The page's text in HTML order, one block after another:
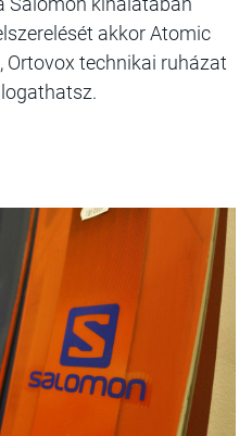
akkor Atomic
Ortovox technikai ruházat